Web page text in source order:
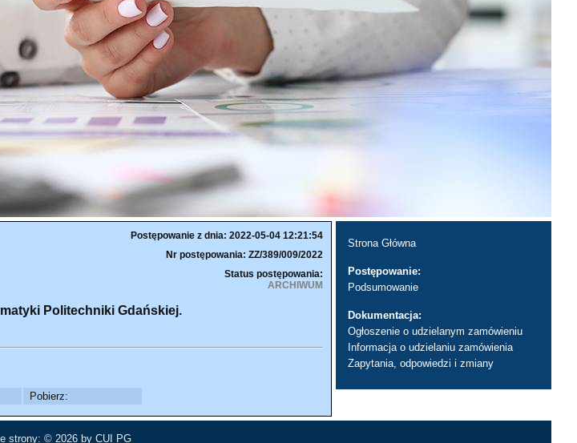
Postępowanie z dnia: 2022-05-04 12:21:54
Nr postępowania: ZZ/389/009/2022
Status postępowania:
ARCHIWUM
Politechniki Gdańskiej.
Pobierz:
Strona Główna
Postępowanie:
Podsumowanie
Dokumentacja:
Ogłoszenie o udzielanym zamówieniu
Informacja o udzielaniu zamówienia
Zapytania, odpowiedzi i zmiany
strony: © 2026 by CUI PG